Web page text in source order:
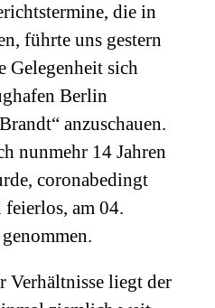
die in
führte uns gestern
Gelegenheit sich
Berlin
anzuschauen.
nunmehr 14 Jahren
coronabedingt
am 04.
Verhältnisse liegt der